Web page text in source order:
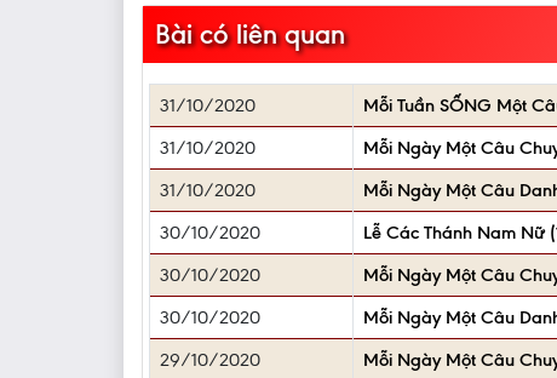
Bài có liên quan
31/10/2020 Mỗi Tuần SỐNG Một
31/10/2020
Mỗi Ngày Một Câu
31/10/2020
Mỗi Ngày Một Câu
30/10/2020
Lễ Các Thánh Nam Nữ
30/10/2020
Mỗi Ngày Một Câu
30/10/2020
Mỗi Ngày Một Câu
29/10/2020
Mỗi Ngày Một Câu